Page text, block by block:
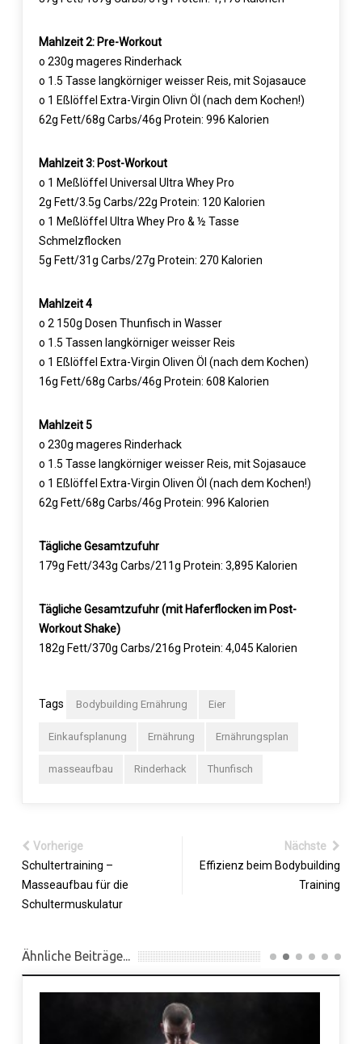
Mahlzeit 2: Pre-Workout
o 230g mageres Rinderhack
o 1.5 Tasse langkörniger weisser Reis, mit Sojasauce
o 1 Eßlöffel Extra-Virgin Olivn Öl (nach dem Kochen!)
62g Fett/68g Carbs/46g Protein: 996 Kalorien
Mahlzeit 3: Post-Workout
o 1 Meßlöffel Universal Ultra Whey Pro
2g Fett/3.5g Carbs/22g Protein: 120 Kalorien
o 1 Meßlöffel Ultra Whey Pro & ½ Tasse
Schmelzflocken
5g Fett/31g Carbs/27g Protein: 270 Kalorien
Mahlzeit 4
o 2 150g Dosen Thunfisch in Wasser
o 1.5 Tassen langkörniger weisser Reis
o 1 Eßlöffel Extra-Virgin Oliven Öl (nach dem Kochen)
16g Fett/68g Carbs/46g Protein: 608 Kalorien
Mahlzeit 5
o 230g mageres Rinderhack
o 1.5 Tasse langkörniger weisser Reis, mit Sojasauce
o 1 Eßlöffel Extra-Virgin Oliven Öl (nach dem Kochen!)
62g Fett/68g Carbs/46g Protein: 996 Kalorien
Tägliche Gesamtzufuhr
179g Fett/343g Carbs/211g Protein: 3,895 Kalorien
Tägliche Gesamtzufuhr (mit Haferflocken im Post-
Workout Shake)
182g Fett/370g Carbs/216g Protein: 4,045 Kalorien
Tags Bodybuilding Ernährung Eier
Einkaufsplanung Ernährung Ernährungsplan
masseaufbau Rinderhack Thunfisch
Vorherige
Schultertraining –
Masseaufbau für die
Schultermuskulatur
Nächste
Effizienz beim Bodybuilding
Training
Ähnliche Beiträge...